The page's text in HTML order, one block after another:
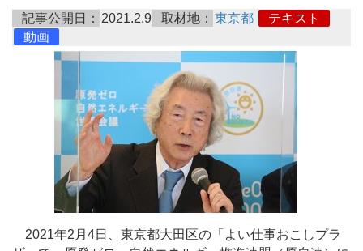
記事公開日： 2021.2.9 取材地： 東京都
テキスト
動画
2021年2月4日、東京都大田区の「よい仕事おこしプラ